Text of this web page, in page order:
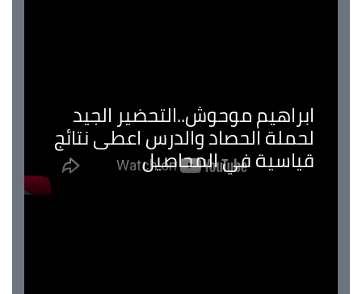
ابراهيم موحوش..التحضير الجيد
لحملة الحصاد والدرس اعطى نتائج
قياسية في المحاصيل